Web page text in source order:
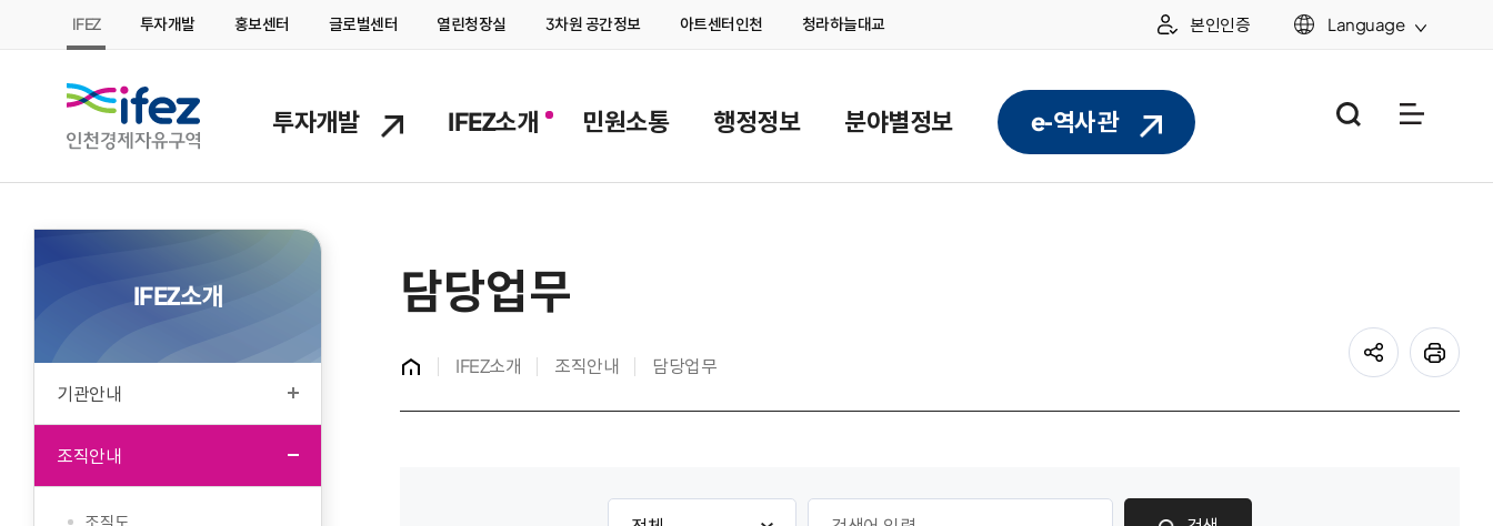
IFEZ 투자개발 홍보센터 글로벌센터 열린청장실 3차원 공간정보 아트센터인천 청라하늘대교 본인인증 Language
투자개발 IFEZ소개 민원소통 행정정보 분야별정보 e-역사관 통합검색
IFEZ소개
기관안내
조직안내
담당업무
IFEZ소개 조직안내 담당업무
공유하기
검
게